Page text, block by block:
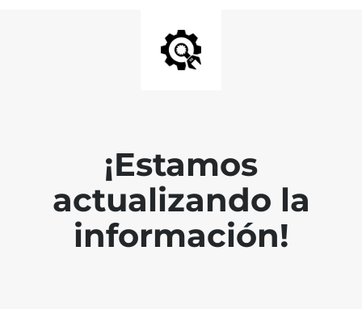
¡Estamos
actualizando la
información!